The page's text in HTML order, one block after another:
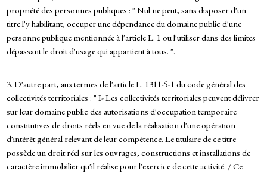
propriété des personnes publiques : " Nul ne peut, sans disposer d'un
titre l'y habilitant, occuper une dépendance du domaine public d'une
personne publique mentionnée à l'article L. 1 ou l'utiliser dans des limites
dépassant le droit d'usage qui appartient à tous. ".
3. D'autre part, aux termes de l'article L. 1311-5-1 du code général des
collectivités territoriales : " I- Les collectivités territoriales peuvent délivrer
sur leur domaine public des autorisations d'occupation temporaire
constitutives de droits réels en vue de la réalisation d'une opération
d'intérêt général relevant de leur compétence. Le titulaire de ce titre
possède un droit réel sur les ouvrages, constructions et installations de
caractère immobilier qu'il réalise pour l'exercice de cette activité. / Ce